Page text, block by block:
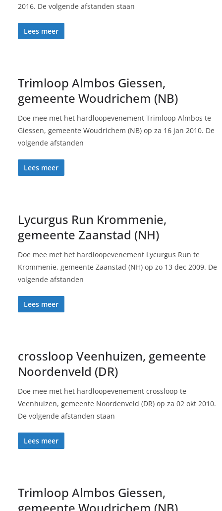
2016. De volgende afstanden staan
Lees meer
Trimloop Almbos Giessen,
gemeente Woudrichem (NB)
Doe mee met het hardloopevenement Trimloop Almbos te
Giessen, gemeente Woudrichem (NB) op za 16 jan 2010. De
volgende afstanden
Lees meer
Lycurgus Run Krommenie,
gemeente Zaanstad (NH)
Doe mee met het hardloopevenement Lycurgus Run te
Krommenie, gemeente Zaanstad (NH) op zo 13 dec 2009. De
volgende afstanden
Lees meer
crossloop Veenhuizen, gemeente
Noordenveld (DR)
Doe mee met het hardloopevenement crossloop te
Veenhuizen, gemeente Noordenveld (DR) op za 02 okt 2010.
De volgende afstanden staan
Lees meer
Trimloop Almbos Giessen,